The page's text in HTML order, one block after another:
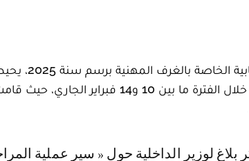
في إطار
علما أن لجان الفصل عقدت اجتماعاتها خلال